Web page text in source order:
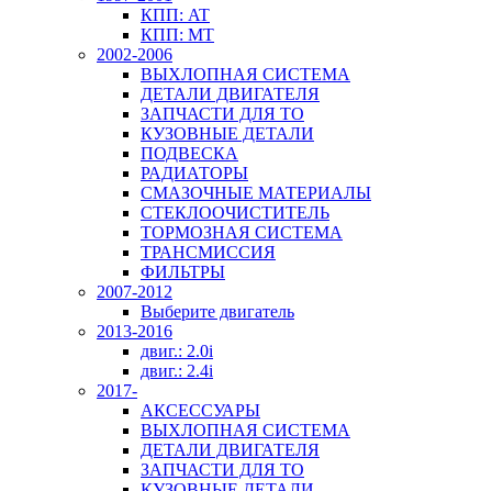
КПП: AT
КПП: MT
2002-2006
ВЫХЛОПНАЯ СИСТЕМА
ДЕТАЛИ ДВИГАТЕЛЯ
ЗАПЧАСТИ ДЛЯ ТО
КУЗОВНЫЕ ДЕТАЛИ
ПОДВЕСКА
РАДИАТОРЫ
СМАЗОЧНЫЕ МАТЕРИАЛЫ
СТЕКЛООЧИСТИТЕЛЬ
ТОРМОЗНАЯ СИСТЕМА
ТРАНСМИССИЯ
ФИЛЬТРЫ
2007-2012
Выберите двигатель
2013-2016
двиг.: 2.0i
двиг.: 2.4i
2017-
АКСЕССУАРЫ
ВЫХЛОПНАЯ СИСТЕМА
ДЕТАЛИ ДВИГАТЕЛЯ
ЗАПЧАСТИ ДЛЯ ТО